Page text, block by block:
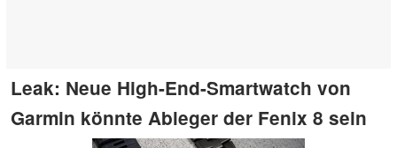
Leak: Neue High-End-Smartwatch von
Garmin könnte Ableger der Fenix 8 sein